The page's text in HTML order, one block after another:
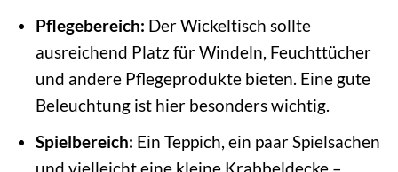
Pflegebereich: Der Wickeltisch sollte
ausreichend Platz für Windeln, Feuchttücher
und andere Pflegeprodukte bieten. Eine gute
Beleuchtung ist hier besonders wichtig.
Spielbereich: Ein Teppich, ein paar Spielsachen